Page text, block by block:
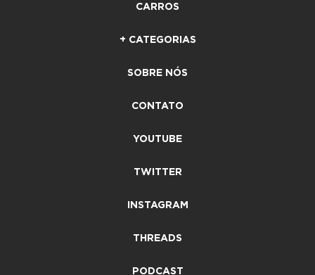
CARROS
+ CATEGORIAS
SOBRE NÓS
CONTATO
YOUTUBE
TWITTER
INSTAGRAM
THREADS
PODCAST